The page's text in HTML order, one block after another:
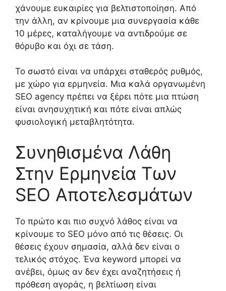
χάνουμε ευκαιρίες για βελτιστοποίηση. Από
την άλλη, αν κρίνουμε μια συνεργασία κάθε
10 μέρες, καταλήγουμε να αντιδρούμε σε
θόρυβο και όχι σε τάση.
Το σωστό είναι να υπάρχει σταθερός ρυθμός,
με χώρο για ερμηνεία. Μια καλά οργανωμένη
SEO agency πρέπει να ξέρει πότε μια πτώση
είναι ανησυχητική και πότε είναι απλώς
φυσιολογική μεταβλητότητα.
Συνηθισμένα Λάθη
Στην Ερμηνεία Των
SEO Αποτελεσμάτων
Το πρώτο και πιο συχνό λάθος είναι να
κρίνουμε το SEO μόνο από τις θέσεις. Οι
θέσεις έχουν σημασία, αλλά δεν είναι ο
τελικός στόχος. Ένα keyword μπορεί να
ανέβει, όμως αν δεν έχει αναζητήσεις ή
πρόθεση αγοράς, η βελτίωση είναι